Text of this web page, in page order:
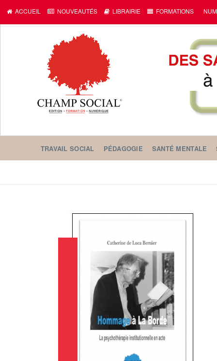
ACCUEIL NOUVEAUTÉS LIBRAIRIE FORMATIONS
TRAVAIL SOCIAL PÉDAGOGIE SANTÉ MENTALE